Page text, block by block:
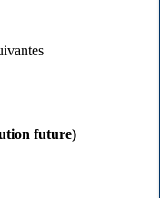
future)